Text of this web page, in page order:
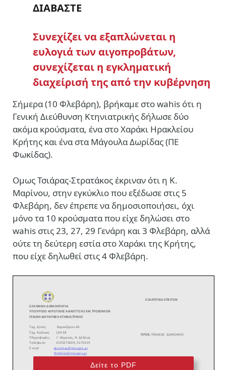
ΔΙΑΒΑΣΤΕ
Συνεχίζει να εξαπλώνεται η
ευλογιά των αιγοπροβάτων,
συνεχίζεται η εγκληματική
διαχείρισή της από την κυβέρνηση
Σήμερα (10 Φλεβάρη), βρήκαμε στο wahis ότι η
Γενική Διεύθυνση Κτηνιατρικής δήλωσε δύο
ακόμα κρούσματα, ένα στο Χαράκι Ηρακλείου
Κρήτης και ένα στα Μάγουλα Δωρίδας (ΠΕ
Φωκίδας).
Ομως Τσιάρας-Στρατάκος έκριναν ότι η Κ.
Μαρίνου, στην εγκύκλιο που εξέδωσε στις 5
Φλεβάρη, δεν έπρεπε να δημοσιοποιήσει, όχι
μόνο τα 10 κρούσματα που είχε δηλώσει στο
wahis στις 23, 27, 29 Γενάρη και 3 Φλεβάρη, αλλά
ούτε τη δεύτερη εστία στο Χαράκι της Κρήτης,
που είχε δηλωθεί στις 4 Φλεβάρη.
Δείτε το PDF